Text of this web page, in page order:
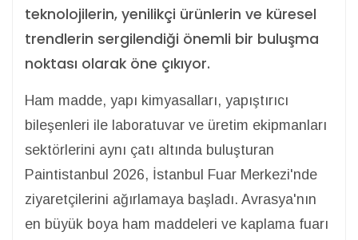
teknolojilerin, yenilikçi ürünlerin ve küresel
trendlerin sergilendiği önemli bir buluşma
noktası olarak öne çıkıyor.
Ham madde, yapı kimyasalları, yapıştırıcı
bileşenleri ile laboratuvar ve üretim ekipmanları
sektörlerini aynı çatı altında buluşturan
Paintistanbul 2026, İstanbul Fuar Merkezi'nde
ziyaretçilerini ağırlamaya başladı. Avrasya'nın
en büyük boya ham maddeleri ve kaplama fuarı